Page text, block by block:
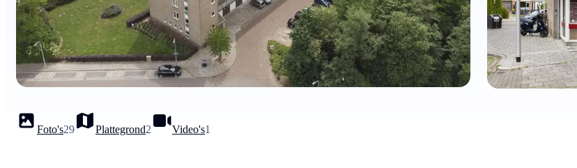
Foto's29 Plattegrond2 Video's1